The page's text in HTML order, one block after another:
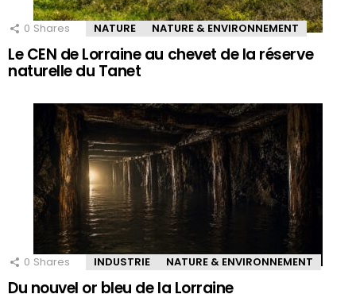
0 Shares NATURE NATURE & ENVIRONNEMENT
Le CEN de Lorraine au chevet de la réserve
naturelle du Tanet
0 Shares INDUSTRIE NATURE & ENVIRONNEMENT
Du nouvel or bleu de la Lorraine